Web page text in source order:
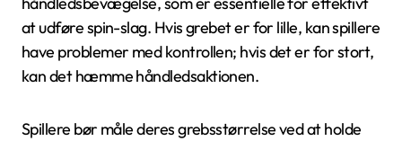
at udføre spin-slag. Hvis grebet er for lille, kan spillere
have problemer med kontrollen; hvis det er for stort,
kan det hæmme håndledsaktionen.
Spillere bør måle deres grebsstørrelse ved at holde